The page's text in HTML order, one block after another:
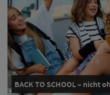
BACK TO SCHOOL – nicht